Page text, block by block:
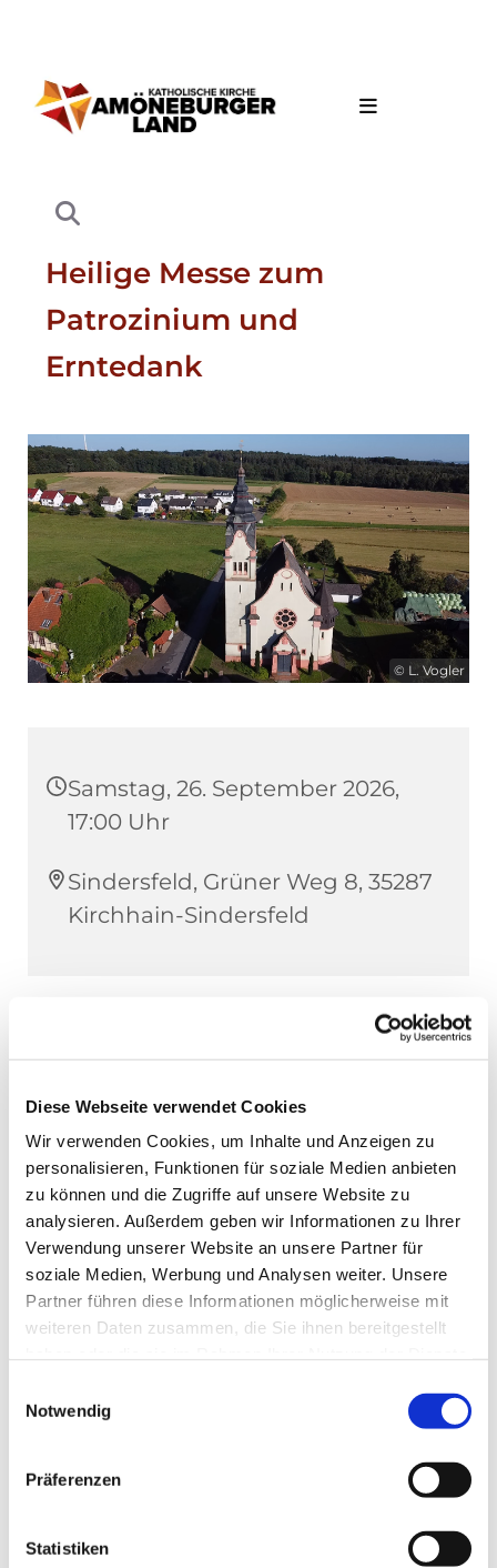
Diese Webseite verwendet Cookies
Wir verwenden Cookies, um Inhalte und Anzeigen zu
personalisieren, Funktionen für soziale Medien anbieten
zu können und die Zugriffe auf unsere Website zu
analysieren. Außerdem geben wir Informationen zu Ihrer
Verwendung unserer Website an unsere Partner für
soziale Medien, Werbung und Analysen weiter. Unsere
Partner führen diese Informationen möglicherweise mit
weiteren Daten zusammen, die Sie ihnen bereitgestellt
Notwendig
Präferenzen
Statistiken
Heilige Messe zum
Patrozinium und
Erntedank
© L. Vogler
Samstag, 26. September 2026,
17:00 Uhr
Sindersfeld, Grüner Weg 8, 35287
Kirchhain-Sindersfeld
Dies könnte Sie auch